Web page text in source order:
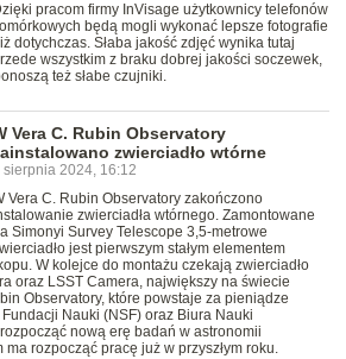
pracom firmy InVisage użytkownicy telefonów
będą mogli wykonać lepsze fotografie
dotychczas. Słaba jakość zdjęć wynika tutaj
wszystkim z braku dobrej jakości soczewek,
też słabe czujniki.
Vera C. Rubin Observatory
zwierciadło wtórne
sierpnia 2024, 16:12
Vera C. Rubin Observatory zakończono
zwierciadła wtórnego. Zamontowane
Simonyi Survey Telescope 3,5-metrowe
jest pierwszym stałym elementem
W kolejce do montażu czekają zwierciadło
oraz LSST Camera, największy na świecie
Observatory, które powstaje za pieniądze
Nauki (NSF) oraz Biura Nauki
nową erę badań w astronomii
rozpocząć pracę już w przyszłym roku.